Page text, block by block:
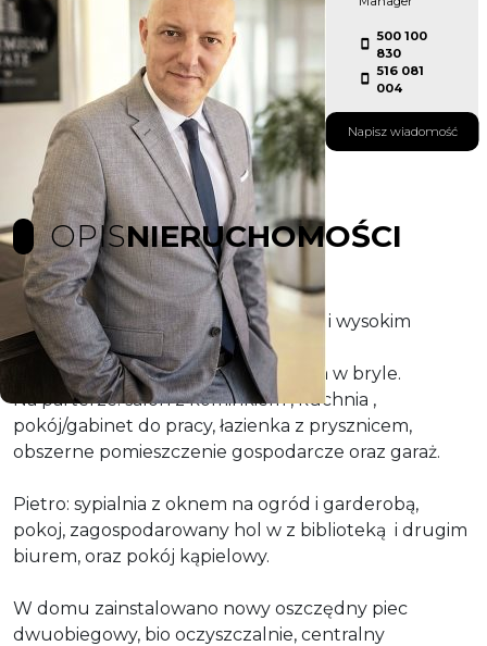
500 100
830
516 081
004
Napisz wiadomość
OPISNIERUCHOMOŚCI
Oferta sprzedaży zadbanego domu i wysokim
standardzie wykończenia.
Dom dwukondygnacyjny z garażem w bryle.
Na parterze: salon z kominkiem , kuchnia ,
pokój/gabinet do pracy, łazienka z prysznicem,
obszerne pomieszczenie gospodarcze oraz garaż.
Pietro: sypialnia z oknem na ogród i garderobą,
pokoj, zagospodarowany hol w z biblioteką i drugim
biurem, oraz pokój kąpielowy.
W domu zainstalowano nowy oszczędny piec
dwuobiegowy, bio oczyszczalnie, centralny